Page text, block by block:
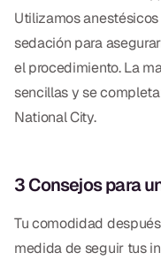
Ortodoncia
DOCTORES
Dr. Douglas Ness
Dr. Hassan Haidar
Dr. Christian Bastien
Dr. Allen Newman
Utilizamos
sedación para
el procedimiento. La
sencillas y se
National City.
3 Consejos para
Tu comodidad
medida de seguir tus